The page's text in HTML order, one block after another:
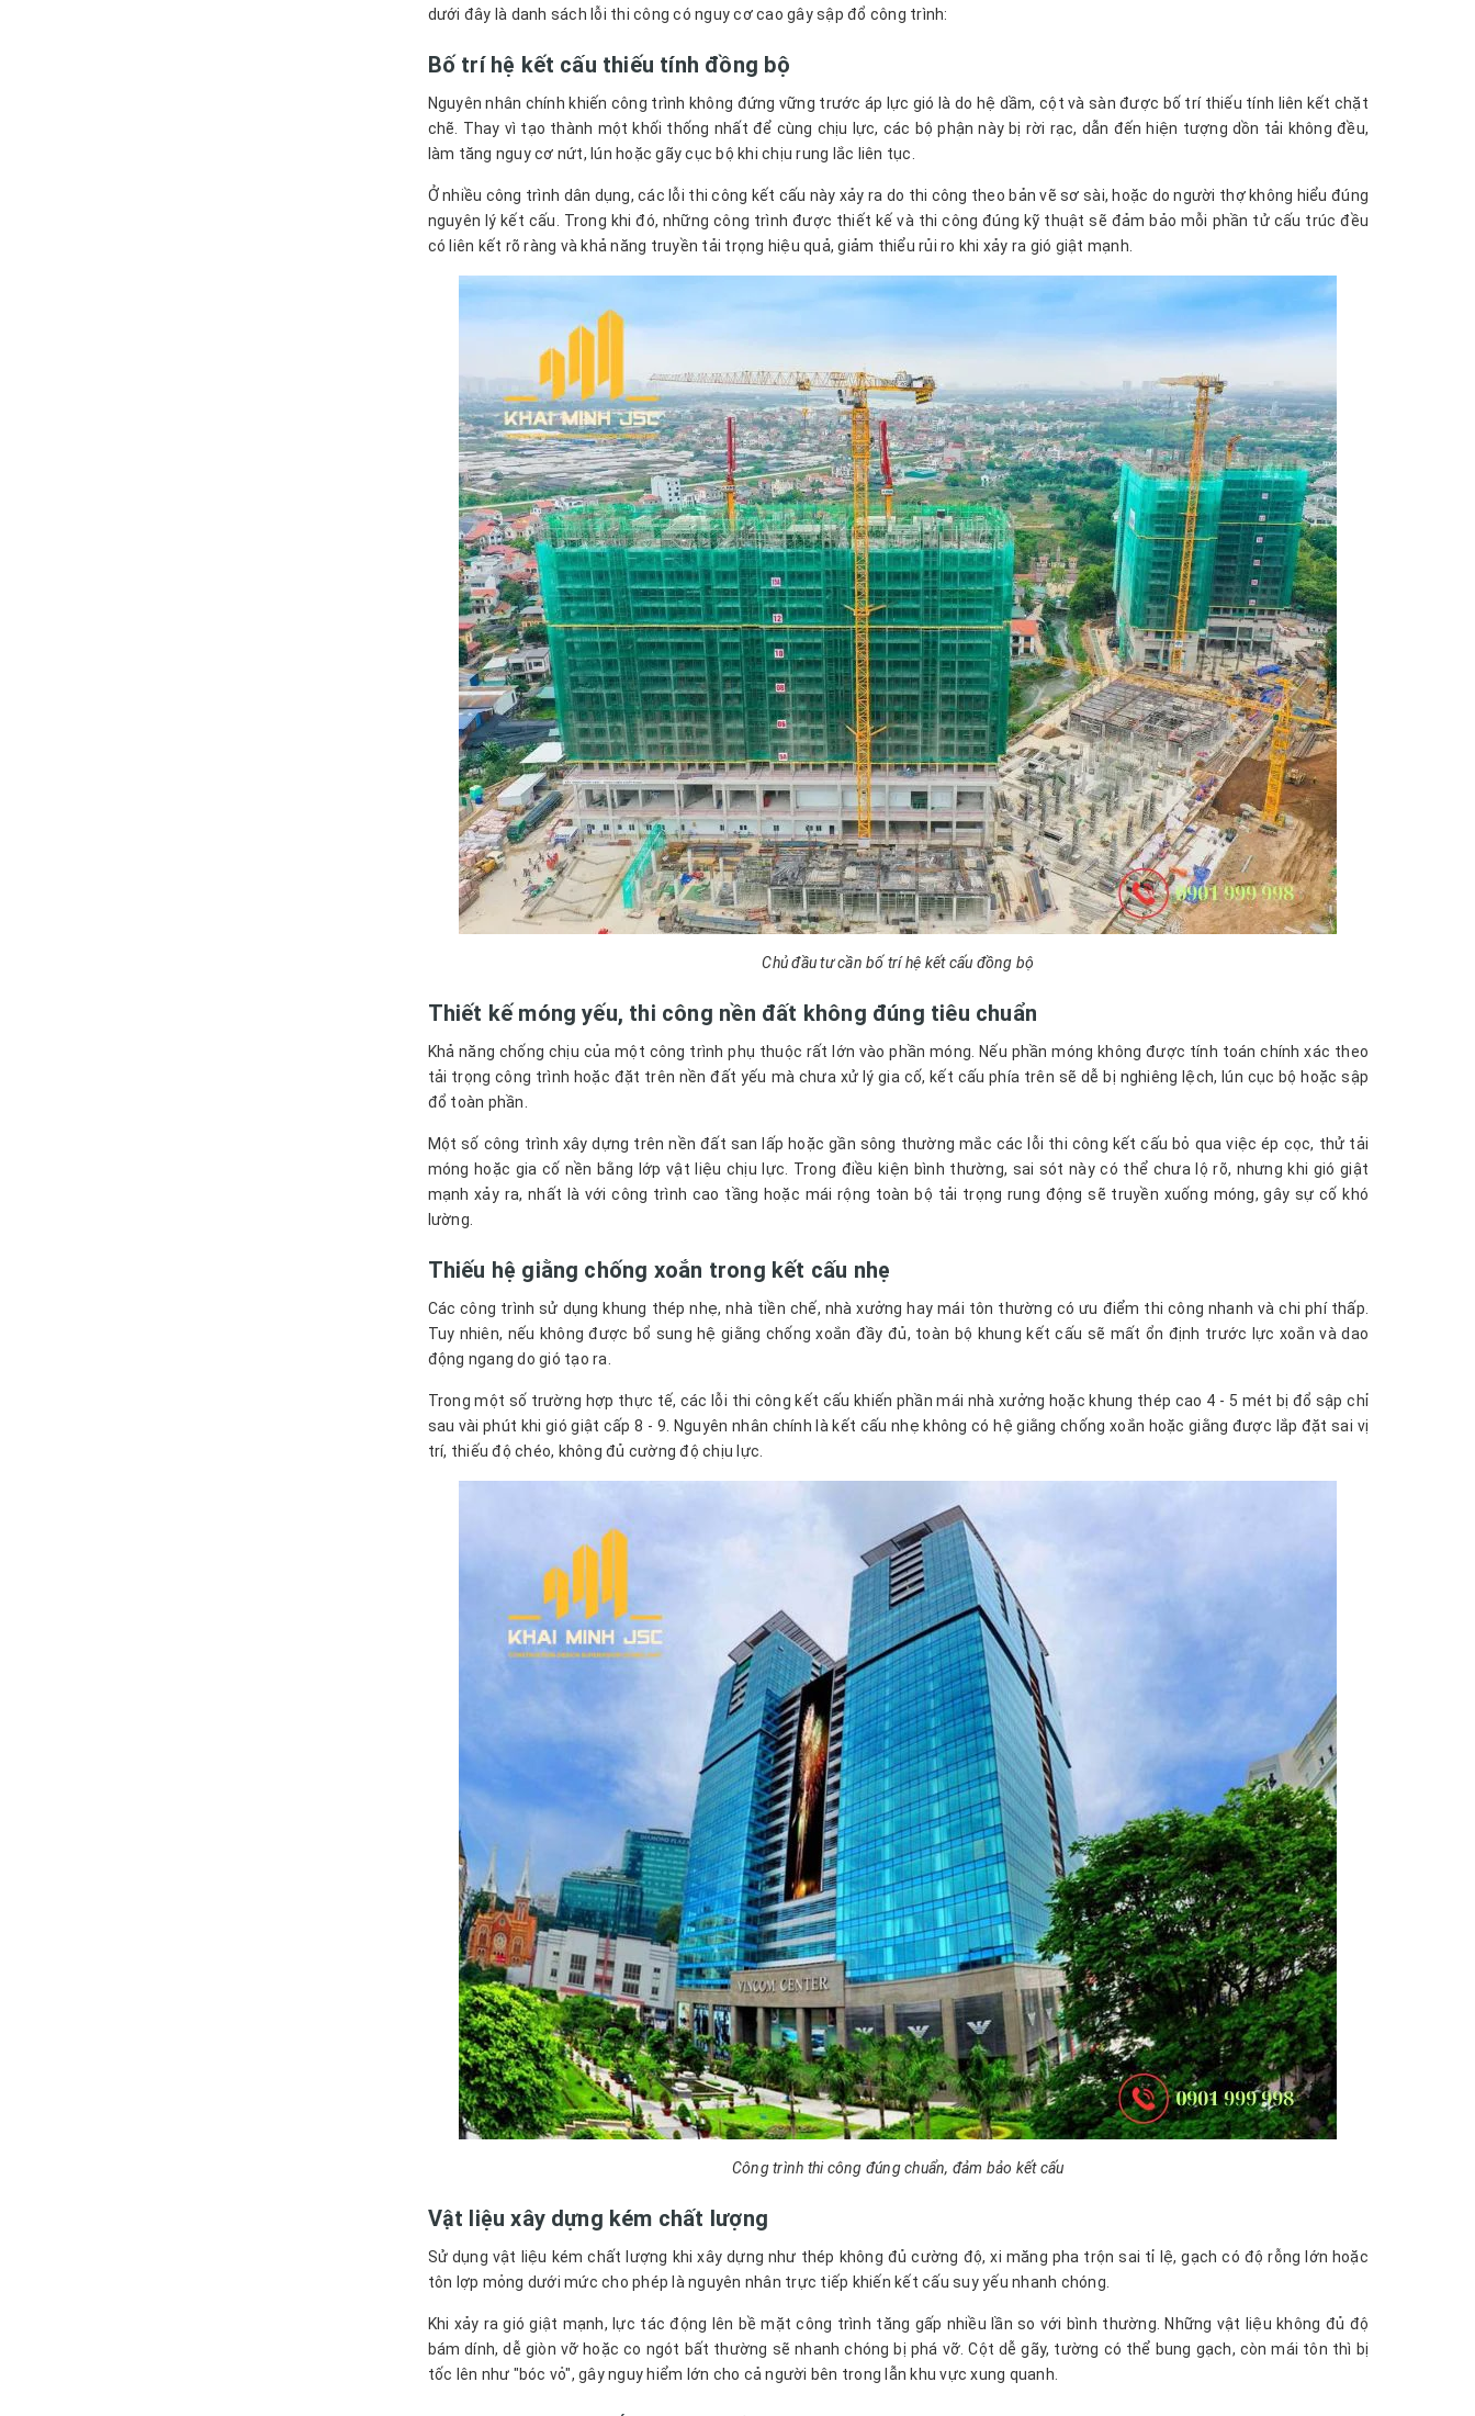
dưới đây là danh sách lỗi thi công có nguy cơ cao gây sập đổ công trình:
Bố trí hệ kết cấu thiếu tính đồng bộ
Nguyên nhân chính khiến công trình không đứng vững trước áp lực gió là do hệ dầm, cột và sàn được bố trí thiếu tính liên kết chặt
chẽ. Thay vì tạo thành một khối thống nhất để cùng chịu lực, các bộ phận này bị rời rạc, dẫn đến hiện tượng dồn tải không đều,
làm tăng nguy cơ nứt, lún hoặc gãy cục bộ khi chịu rung lắc liên tục.
Ở nhiều công trình dân dụng, các lỗi thi công kết cấu này xảy ra do thi công theo bản vẽ sơ sài, hoặc do người thợ không hiểu đúng
nguyên lý kết cấu. Trong khi đó, những công trình được thiết kế và thi công đúng kỹ thuật sẽ đảm bảo mỗi phần tử cấu trúc đều
có liên kết rõ ràng và khả năng truyền tải trọng hiệu quả, giảm thiểu rủi ro khi xảy ra gió giật mạnh.
Chủ đầu tư cần bố trí hệ kết cấu đồng bộ
Thiết kế móng yếu, thi công nền đất không đúng tiêu chuẩn
Khả năng chống chịu của một công trình phụ thuộc rất lớn vào phần móng. Nếu phần móng không được tính toán chính xác theo
tải trọng công trình hoặc đặt trên nền đất yếu mà chưa xử lý gia cố, kết cấu phía trên sẽ dễ bị nghiêng lệch, lún cục bộ hoặc sập
đổ toàn phần.
Một số công trình xây dựng trên nền đất san lấp hoặc gần sông thường mắc các lỗi thi công kết cấu bỏ qua việc ép cọc, thử tải
móng hoặc gia cố nền bằng lớp vật liệu chịu lực. Trong điều kiện bình thường, sai sót này có thể chưa lộ rõ, nhưng khi gió giật
mạnh xảy ra, nhất là với công trình cao tầng hoặc mái rộng toàn bộ tải trọng rung động sẽ truyền xuống móng, gây sự cố khó
lường.
Thiếu hệ giằng chống xoắn trong kết cấu nhẹ
Các công trình sử dụng khung thép nhẹ, nhà tiền chế, nhà xưởng hay mái tôn thường có ưu điểm thi công nhanh và chi phí thấp.
Tuy nhiên, nếu không được bổ sung hệ giằng chống xoắn đầy đủ, toàn bộ khung kết cấu sẽ mất ổn định trước lực xoắn và dao
động ngang do gió tạo ra.
Trong một số trường hợp thực tế, các lỗi thi công kết cấu khiến phần mái nhà xưởng hoặc khung thép cao 4 - 5 mét bị đổ sập chỉ
sau vài phút khi gió giật cấp 8 - 9. Nguyên nhân chính là kết cấu nhẹ không có hệ giằng chống xoắn hoặc giằng được lắp đặt sai vị
trí, thiếu độ chéo, không đủ cường độ chịu lực.
Công trình thi công đúng chuẩn, đảm bảo kết cấu
Vật liệu xây dựng kém chất lượng
Sử dụng vật liệu kém chất lượng khi xây dựng như thép không đủ cường độ, xi măng pha trộn sai tỉ lệ, gạch có độ rỗng lớn hoặc
tôn lợp mỏng dưới mức cho phép là nguyên nhân trực tiếp khiến kết cấu suy yếu nhanh chóng.
Khi xảy ra gió giật mạnh, lực tác động lên bề mặt công trình tăng gấp nhiều lần so với bình thường. Những vật liệu không đủ độ
bám dính, dễ giòn vỡ hoặc co ngót bất thường sẽ nhanh chóng bị phá vỡ. Cột dễ gãy, tường có thể bung gạch, còn mái tôn thì bị
tốc lên như "bóc vỏ", gây nguy hiểm lớn cho cả người bên trong lẫn khu vực xung quanh.